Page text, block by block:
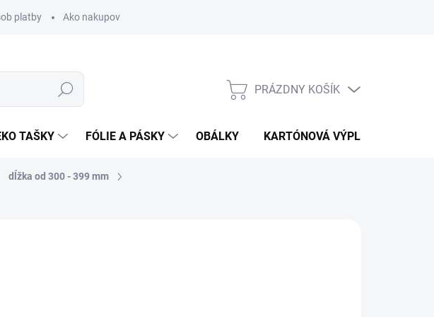
platby Ako nakupovať
Hľadať
NÁKUPNÝ
PRÁZDNY KOŠÍK
TAŠKY FÓLIE A PÁSKY OBÁLKY KARTÓNOVÁ VÝPLŇ
dĺžka od 300 - 399 mm